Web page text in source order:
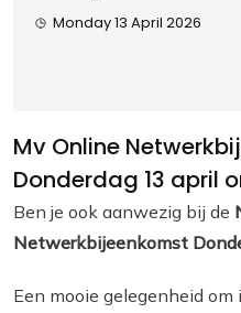
Monday 13 April 2026
Mv Online
Donderdag 13 april
Ben je ook aanwezig bij de
Netwerkbijeenkomst
Een mooie gelegenheid